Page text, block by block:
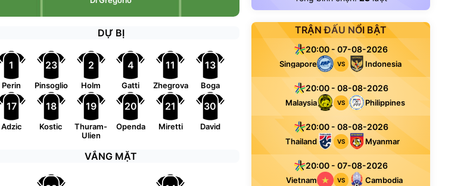
DỰ BỊ
1
Perin
23
Pinsoglio
2
Holm
4
Gatti
11
Zhegrova
13
Boga
17
Adzic
18
Kostic
19
Thuram-
Ulien
20
Openda
21
Miretti
30
David
VẮNG MẶT
TRẬN ĐẤU NỔI BẬT
20:00 - 07-08-2026
Singapore VS Indonesia
20:00 - 08-08-2026
Malaysia VS Philippines
20:00 - 08-08-2026
Thailand VS Myanmar
20:00 - 07-08-2026
Vietnam VS Cambodia